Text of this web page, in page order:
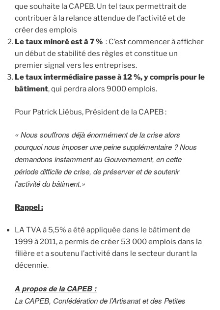
que souhaite la CAPEB. Un tel taux permettrait de
contribuer à la relance attendue de l’activité et de
créer des emplois
Le taux minoré est à 7 % : C’est commencer à afficher
un début de stabilité des règles et constitue un
premier signal vers les entreprises.
Le taux intermédiaire passe à 12 %, y compris pour le
bâtiment, qui perdra alors 9000 emplois.
Pour Patrick Liébus, Président de la CAPEB :
« Nous souffrons déjà énormément de la crise alors
pourquoi nous imposer une peine supplémentaire ? Nous
demandons instamment au Gouvernement, en cette
période difficile de crise, de préserver et de soutenir
l’activité du bâtiment.»
Rappel :
LA TVA à 5,5% a été appliquée dans le bâtiment de
1999 à 2011, a permis de créer 53 000 emplois dans la
filière et a soutenu l’activité dans le secteur durant la
décennie.
A propos de la CAPEB :
La CAPEB, Confédération de l’Artisanat et des Petites